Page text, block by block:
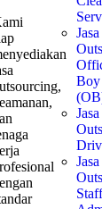
Jasa
Boy
Jasa
Jasa
Staff